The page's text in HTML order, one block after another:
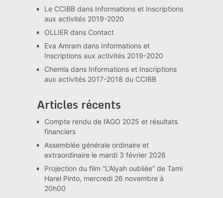
Le CCIBBdans Informations et Inscriptions
aux activités 2019-2020
OLLIER dans Contact
Eva Amram dans Informations et
Inscriptions aux activités 2019-2020
Chemla dans Informations et Inscriptions
aux activités 2017-2018 du CCIBB
Articles récents
Compte rendu de l’AGO 2025 et résultats
financiers
Assemblée générale ordinaire et
extraordinaire le mardi 3 février 2026
Projection du film “L’Alyah oubliée” de Tami
Harel Pinto, mercredi 26 novembre à
20h00